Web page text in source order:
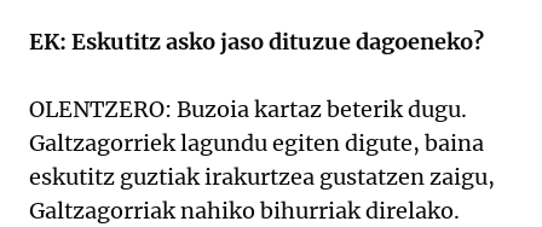
EK: Eskutitz asko jaso dituzue dagoeneko?
OLENTZERO: Buzoia kartaz beterik dugu.
Galtzagorriek lagundu egiten digute, baina
eskutitz guztiak irakurtzea gustatzen zaigu,
Galtzagorriak nahiko bihurriak direlako.